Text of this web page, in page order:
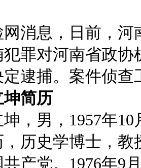
消息，日前，河
罪对河南省政
定逮捕。案件侦查
坤简历
男，1957年10
历史学博士，教
产党。1976年9